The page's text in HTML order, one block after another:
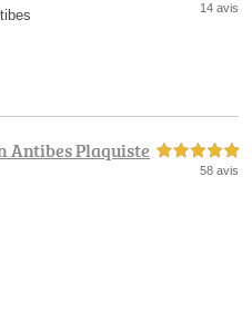
14 avis
Antibes Plaquiste
5,0 étoiles sur 5
58 avis